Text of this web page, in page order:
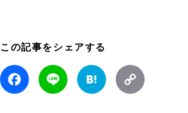
この記事をシェアする
Facebook Line Hatena